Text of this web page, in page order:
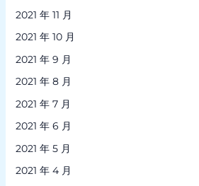
2021 年 11 月
2021 年 10 月
2021 年 9 月
2021 年 8 月
2021 年 7 月
2021 年 6 月
2021 年 5 月
2021 年 4 月